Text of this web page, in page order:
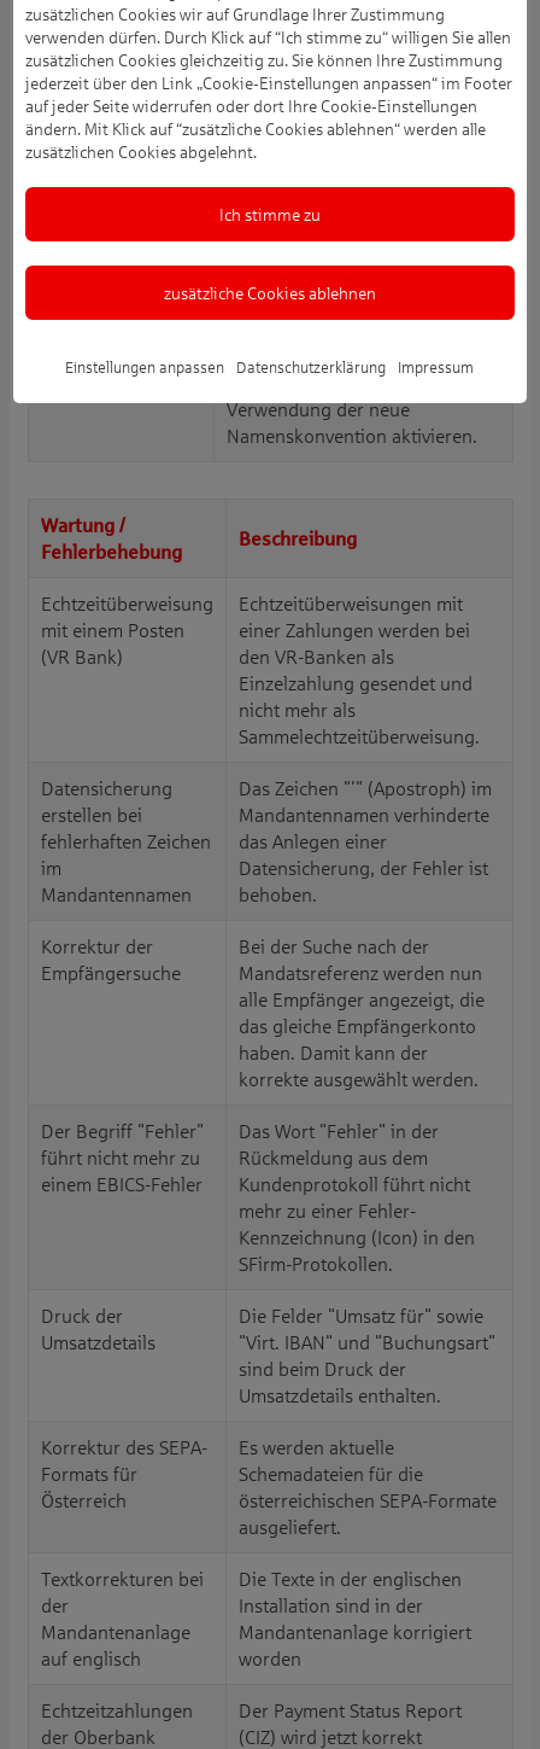
per HBCI (camt.052) die Daten
als camt.053-Datei in einem
separaten Pfad gespeichert
werden. Dies kann für eine
Weiterverarbeitung hilfreich
sein.
Meldedaten für das
erwartet für die AWV-Meldedaten
eine neue Namenskonvention
berücksichtigt dieses bei der
"Meldewesen AWV" die
Verwendung der neue
Namenskonvention aktivieren.
Wartung /
Fehlerbehebung
Beschreibung
Echtzeitüberweisung
mit einem Posten
(VR Bank)
Echtzeitüberweisungen mit
einer Zahlungen werden bei
den VR-Banken als
Einzelzahlung gesendet und
nicht mehr als
Sammelechtzeitüberweisung.
Datensicherung
erstellen bei
fehlerhaften Zeichen
im
Mandantennamen
Das Zeichen "'" (Apostroph) im
Mandantennamen verhinderte
das Anlegen einer
Datensicherung, der Fehler ist
behoben.
Korrektur der
Empfängersuche
Bei der Suche nach der
Mandatsreferenz werden nun
alle Empfänger angezeigt, die
das gleiche Empfängerkonto
haben. Damit kann der
korrekte ausgewählt werden.
Der Begriff "Fehler"
führt nicht mehr zu
einem EBICS-Fehler
Das Wort "Fehler" in der
Rückmeldung aus dem
Kundenprotokoll führt nicht
mehr zu einer Fehler-
Kennzeichnung (Icon) in den
SFirm-Protokollen.
Druck der
Umsatzdetails
Die Felder "Umsatz für" sowie
"Virt. IBAN" und "Buchungsart"
sind beim Druck der
Umsatzdetails enthalten.
Korrektur des SEPA-
Formats für
Österreich
Es werden aktuelle
Schemadateien für die
österreichischen SEPA-Formate
ausgeliefert.
Textkorrekturen bei
der
Mandantenanlage
auf englisch
Die Texte in der englischen
Installation sind in der
Mandantenanlage korrigiert
worden
Echtzeitzahlungen
der Oberbank
Der Payment Status Report
(CIZ) wird jetzt korrekt
zusätzlichen Cookies wir auf Grundlage Ihrer Zustimmung
verwenden dürfen. Durch Klick auf “Ich stimme zu“ willigen Sie allen
zusätzlichen Cookies gleichzeitig zu. Sie können Ihre Zustimmung
jederzeit über den Link „Cookie-Einstellungen anpassen“ im Footer
auf jeder Seite widerrufen oder dort Ihre Cookie-Einstellungen
ändern. Mit Klick auf “zusätzliche Cookies ablehnen“ werden alle
zusätzlichen Cookies abgelehnt.
Ich stimme zu
zusätzliche Cookies ablehnen
Einstellungen anpassen Datenschutzerklärung Impressum